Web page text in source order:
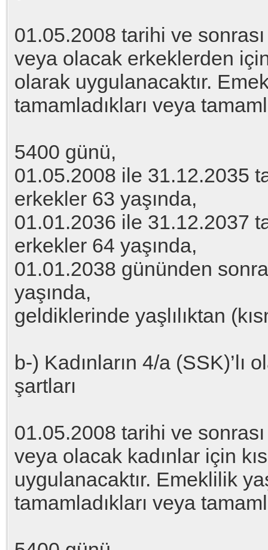
01.05.2008 tarihi ve
veya olacak erkeklerden
olarak uygulanacaktır.
tamamladıkları veya
5400 günü,
01.05.2008 ile 31.12.2035
erkekler 63 yaşında,
01.01.2036 ile 31.12.2037
erkekler 64 yaşında,
01.01.2038 gününden
yaşında,
geldiklerinde yaşlılıktan
b-) Kadınların 4/a
şartları
01.05.2008 tarihi ve
veya olacak kadınlar için
uygulanacaktır. Emeklilik
tamamladıkları veya